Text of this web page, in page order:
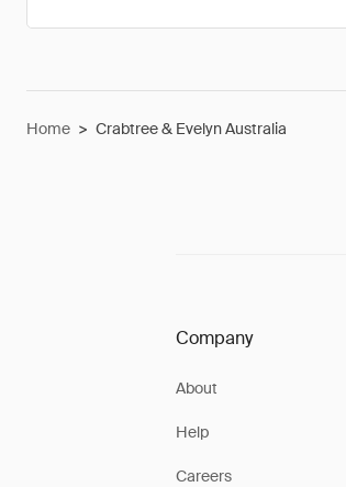
Home > Crabtree & Evelyn Australia
Company
About
Help
Careers